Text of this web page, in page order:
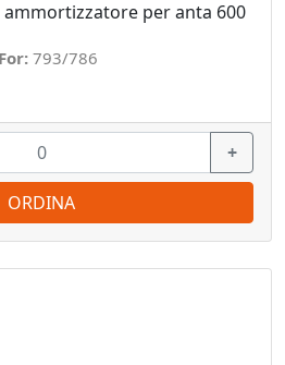
per anta 600
793/786
+
ORDINA